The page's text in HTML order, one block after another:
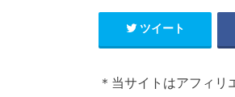
ツイート
＊当サイトはアフィリ